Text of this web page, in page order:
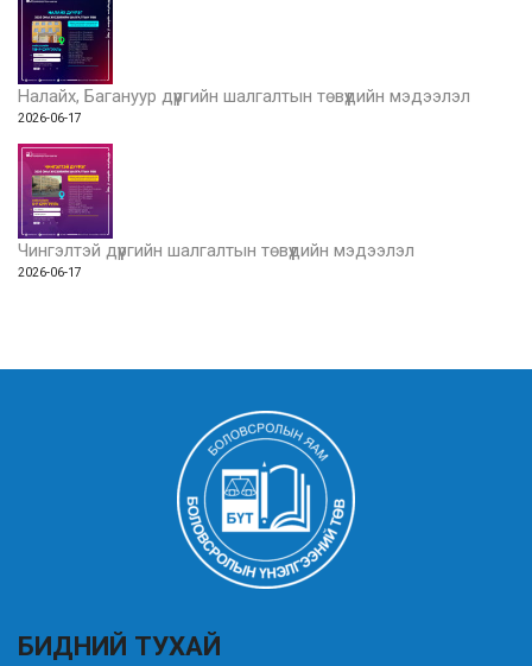
Налайх, Багануур дүүргийн шалгалтын төвүүдийн мэдээлэл
2026-06-17
Чингэлтэй дүүргийн шалгалтын төвүүдийн мэдээлэл
2026-06-17
БИДНИЙ ТУХАЙ